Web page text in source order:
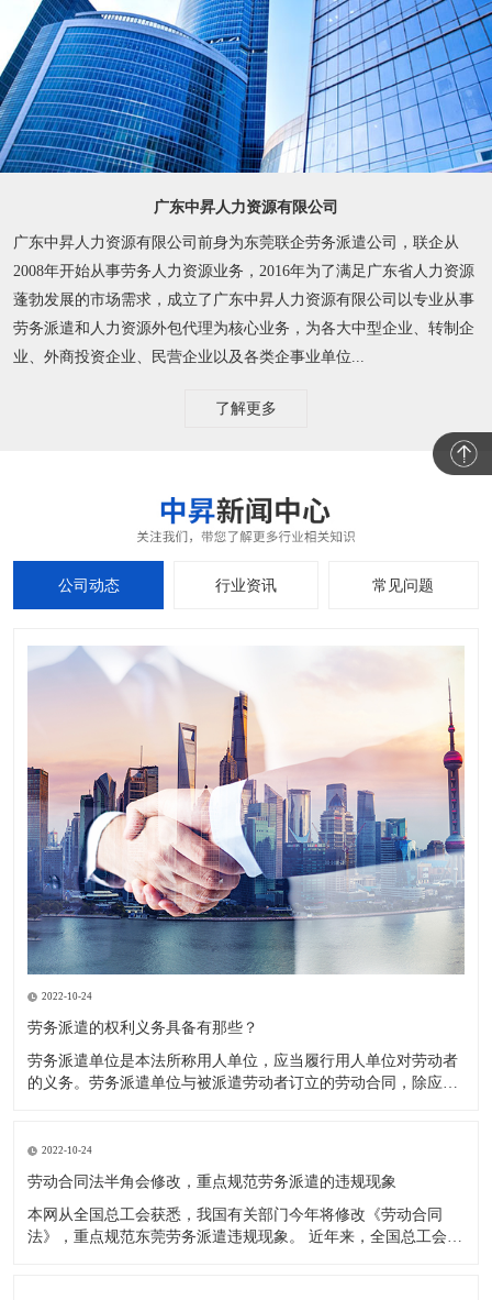
广东中昇人力资源有限公司
广东中昇人力资源有限公司前身为东莞联企劳务派遣公司，联企从
2008年开始从事劳务人力资源业务，2016年为了满足广东省人力资源
蓬勃发展的市场需求，成立了广东中昇人力资源有限公司以专业从事
劳务派遣和人力资源外包代理为核心业务，为各大中型企业、转制企
业、外商投资企业、民营企业以及各类企事业单位...
了解更多
公司动态 行业资讯 常见问题
2022-10-24
劳务派遣的权利义务具备有那些？
劳务派遣单位是本法所称用人单位，应当履行用人单位对劳动者
的义务。劳务派遣单位与被派遣劳动者订立的劳动合同，除应当
下三个方面： 1．劳务派遣单位要与被派遣劳动者订立书面劳动
合同。
2022-10-24
劳动合同法半角会修改，重点规范劳务派遣的违规现象
本网从全国总工会获悉，我国有关部门今年将修改《劳动合同
法》，重点规范东莞劳务派遣违规现象。 近年来，全国总工会通